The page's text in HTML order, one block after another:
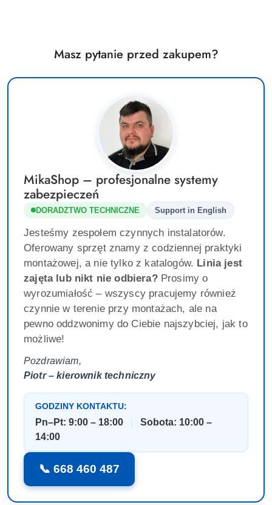
Masz pytanie przed zakupem?
MikaShop – profesjonalne systemy
zabezpieczeń
DORADZTWO TECHNICZNE Support in English
Jesteśmy zespołem czynnych instalatorów.
Oferowany sprzęt znamy z codziennej praktyki
montażowej, a nie tylko z katalogów. Linia jest
zajęta lub nikt nie odbiera?Prosimy o
wyrozumiałość – wszyscy pracujemy również
czynnie w terenie przy montażach, ale na
pewno oddzwonimy do Ciebie najszybciej, jak to
możliwe!
Pozdrawiam,
Piotr – kierownik techniczny
GODZINY KONTAKTU:
Pn–Pt: 9:00 – 18:00
Sobota: 10:00 –
14:00
📞 668 460 487